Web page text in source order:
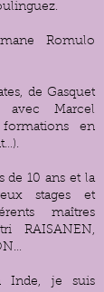
Romulo
de Gasquet
avec Marcel
en
de 10 ans et la
stages et
maîtres
RAISANEN,
Inde, je suis